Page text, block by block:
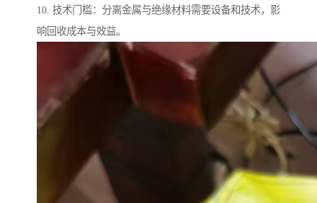
10. 技术门槛：分离金属与绝缘材料需要设备和技术，影
响回收成本与效益。